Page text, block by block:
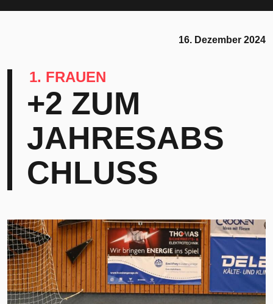
16. Dezember 2024
1. FRAUEN
+2 ZUM
JAHRESABS
CHLUSS